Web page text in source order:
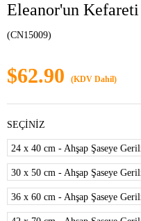
Eleanor'un
(CN15009)
$62.90 (KDV Dahil)
SEÇİNİZ
24 x 40 cm - Ahşap Şaseye
30 x 50 cm - Ahşap Şaseye
36 x 60 cm - Ahşap Şaseye